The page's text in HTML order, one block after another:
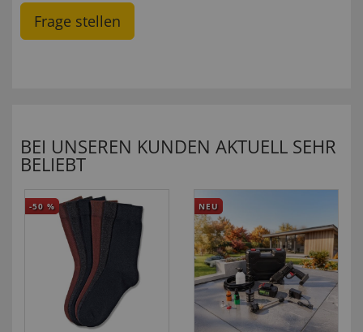
Frage stellen
BEI UNSEREN KUNDEN AKTUELL SEHR
BELIEBT
-50 % NEU